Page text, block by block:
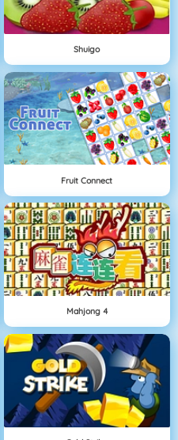
Shuigo
Fruit Connect
Mahjong 4